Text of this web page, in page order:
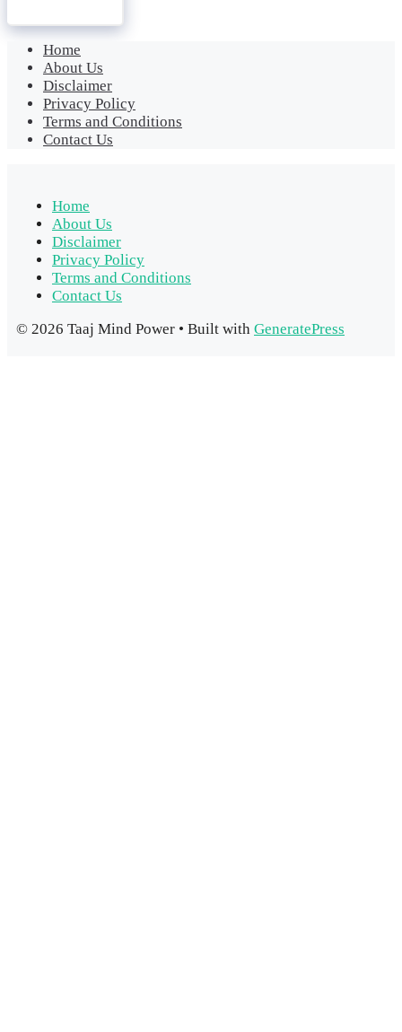
Home
About Us
Disclaimer
Privacy Policy
Terms and Conditions
Contact Us
Home
About Us
Disclaimer
Privacy Policy
Terms and Conditions
Contact Us
© 2026 Taaj Mind Power • Built with GeneratePress